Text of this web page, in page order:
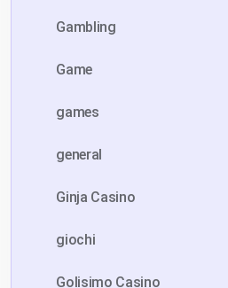
Gambling
Game
games
general
Ginja Casino
giochi
Golisimo Casino